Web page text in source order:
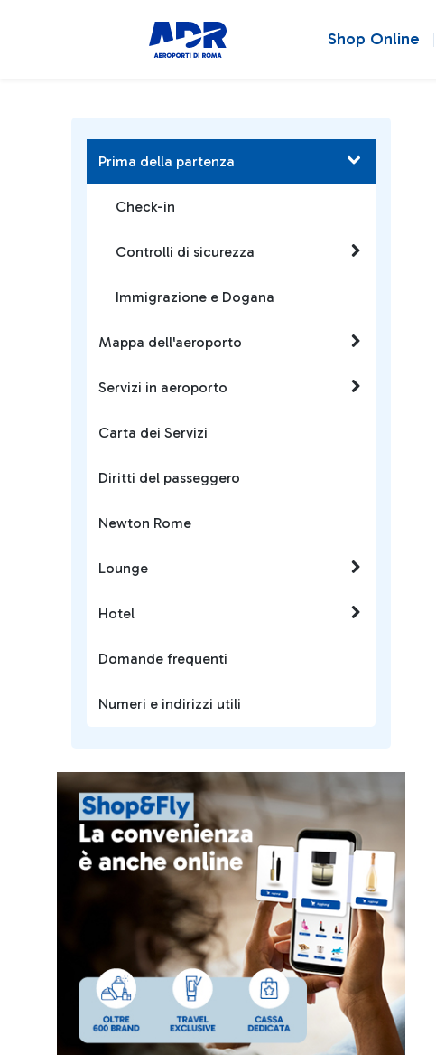
Shop Online
Prima della partenza
Check-in
Controlli di sicurezza
Immigrazione e Dogana
Mappa dell'aeroporto
Servizi in aeroporto
Carta dei Servizi
Diritti del passeggero
Newton Rome
Lounge
Hotel
Domande frequenti
Numeri e indirizzi utili